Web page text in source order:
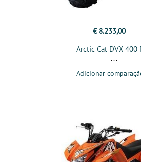
€ 8.233,00
Arctic Cat DVX 400
Adicionar